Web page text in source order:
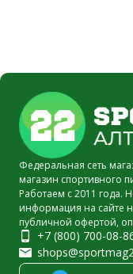
Федеральная сеть
магазин спортивного
Работаем с 2011 года.
информация на сайте
публичной офертой,
+7 (800) 700-08-